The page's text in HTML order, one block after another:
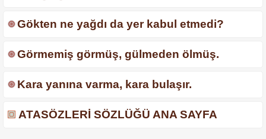
Gökten ne yağdı da yer kabul etmedi?
Görmemiş görmüş, gülmeden ölmüş.
Kara yanına varma, kara bulaşır.
ATASÖZLERİ SÖZLÜĞÜ ANA SAYFA